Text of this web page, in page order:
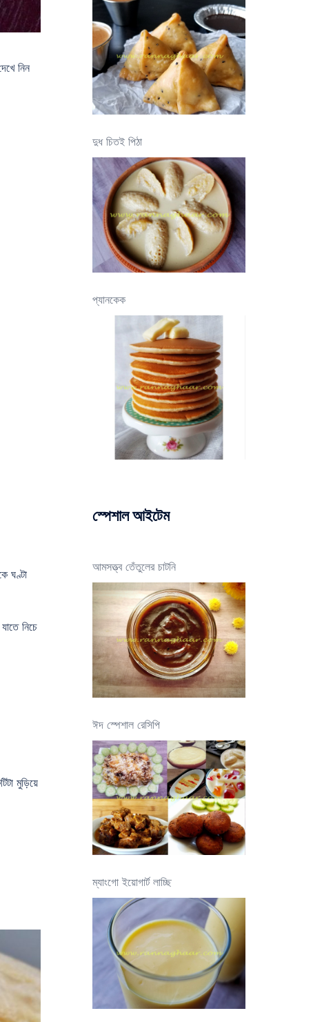
নিন
ঘণ্টা
নিচে
মুড়িয়ে
দুধ চিতই পিঠা
প্যানকেক
স্পেশাল আইটেম
আমসত্ত্ব তেঁতুলের চাটনি
ঈদ স্পেশাল রেসিপি
ম্যাংগো ইয়োগার্ট লাচ্ছি